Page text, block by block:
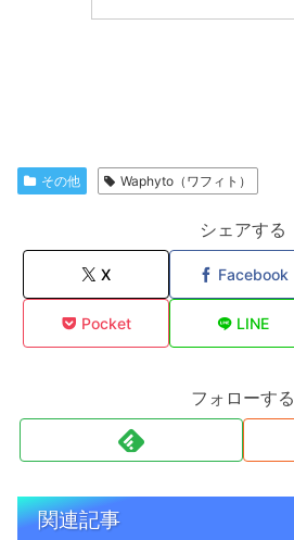
その他 Waphyto（ワフィト）
シェアする
X Facebook
Pocket LINE
フォローする
関連記事